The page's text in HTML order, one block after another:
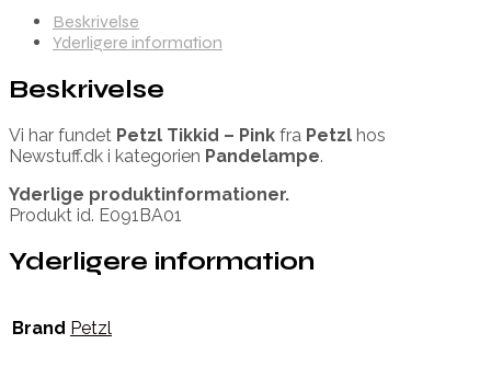
Beskrivelse
Yderligere information
Beskrivelse
Vi har fundet Petzl Tikkid – Pink fra Petzl hos
Newstuff.dk i kategorien Pandelampe.
Yderlige produktinformationer.
Produkt id. E091BA01
Yderligere information
Brand Petzl